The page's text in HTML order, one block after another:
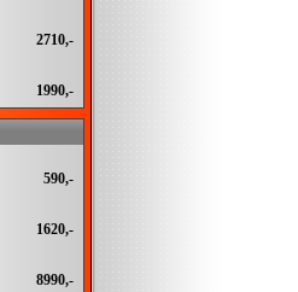
2710,-
1990,-
590,-
1620,-
8990,-